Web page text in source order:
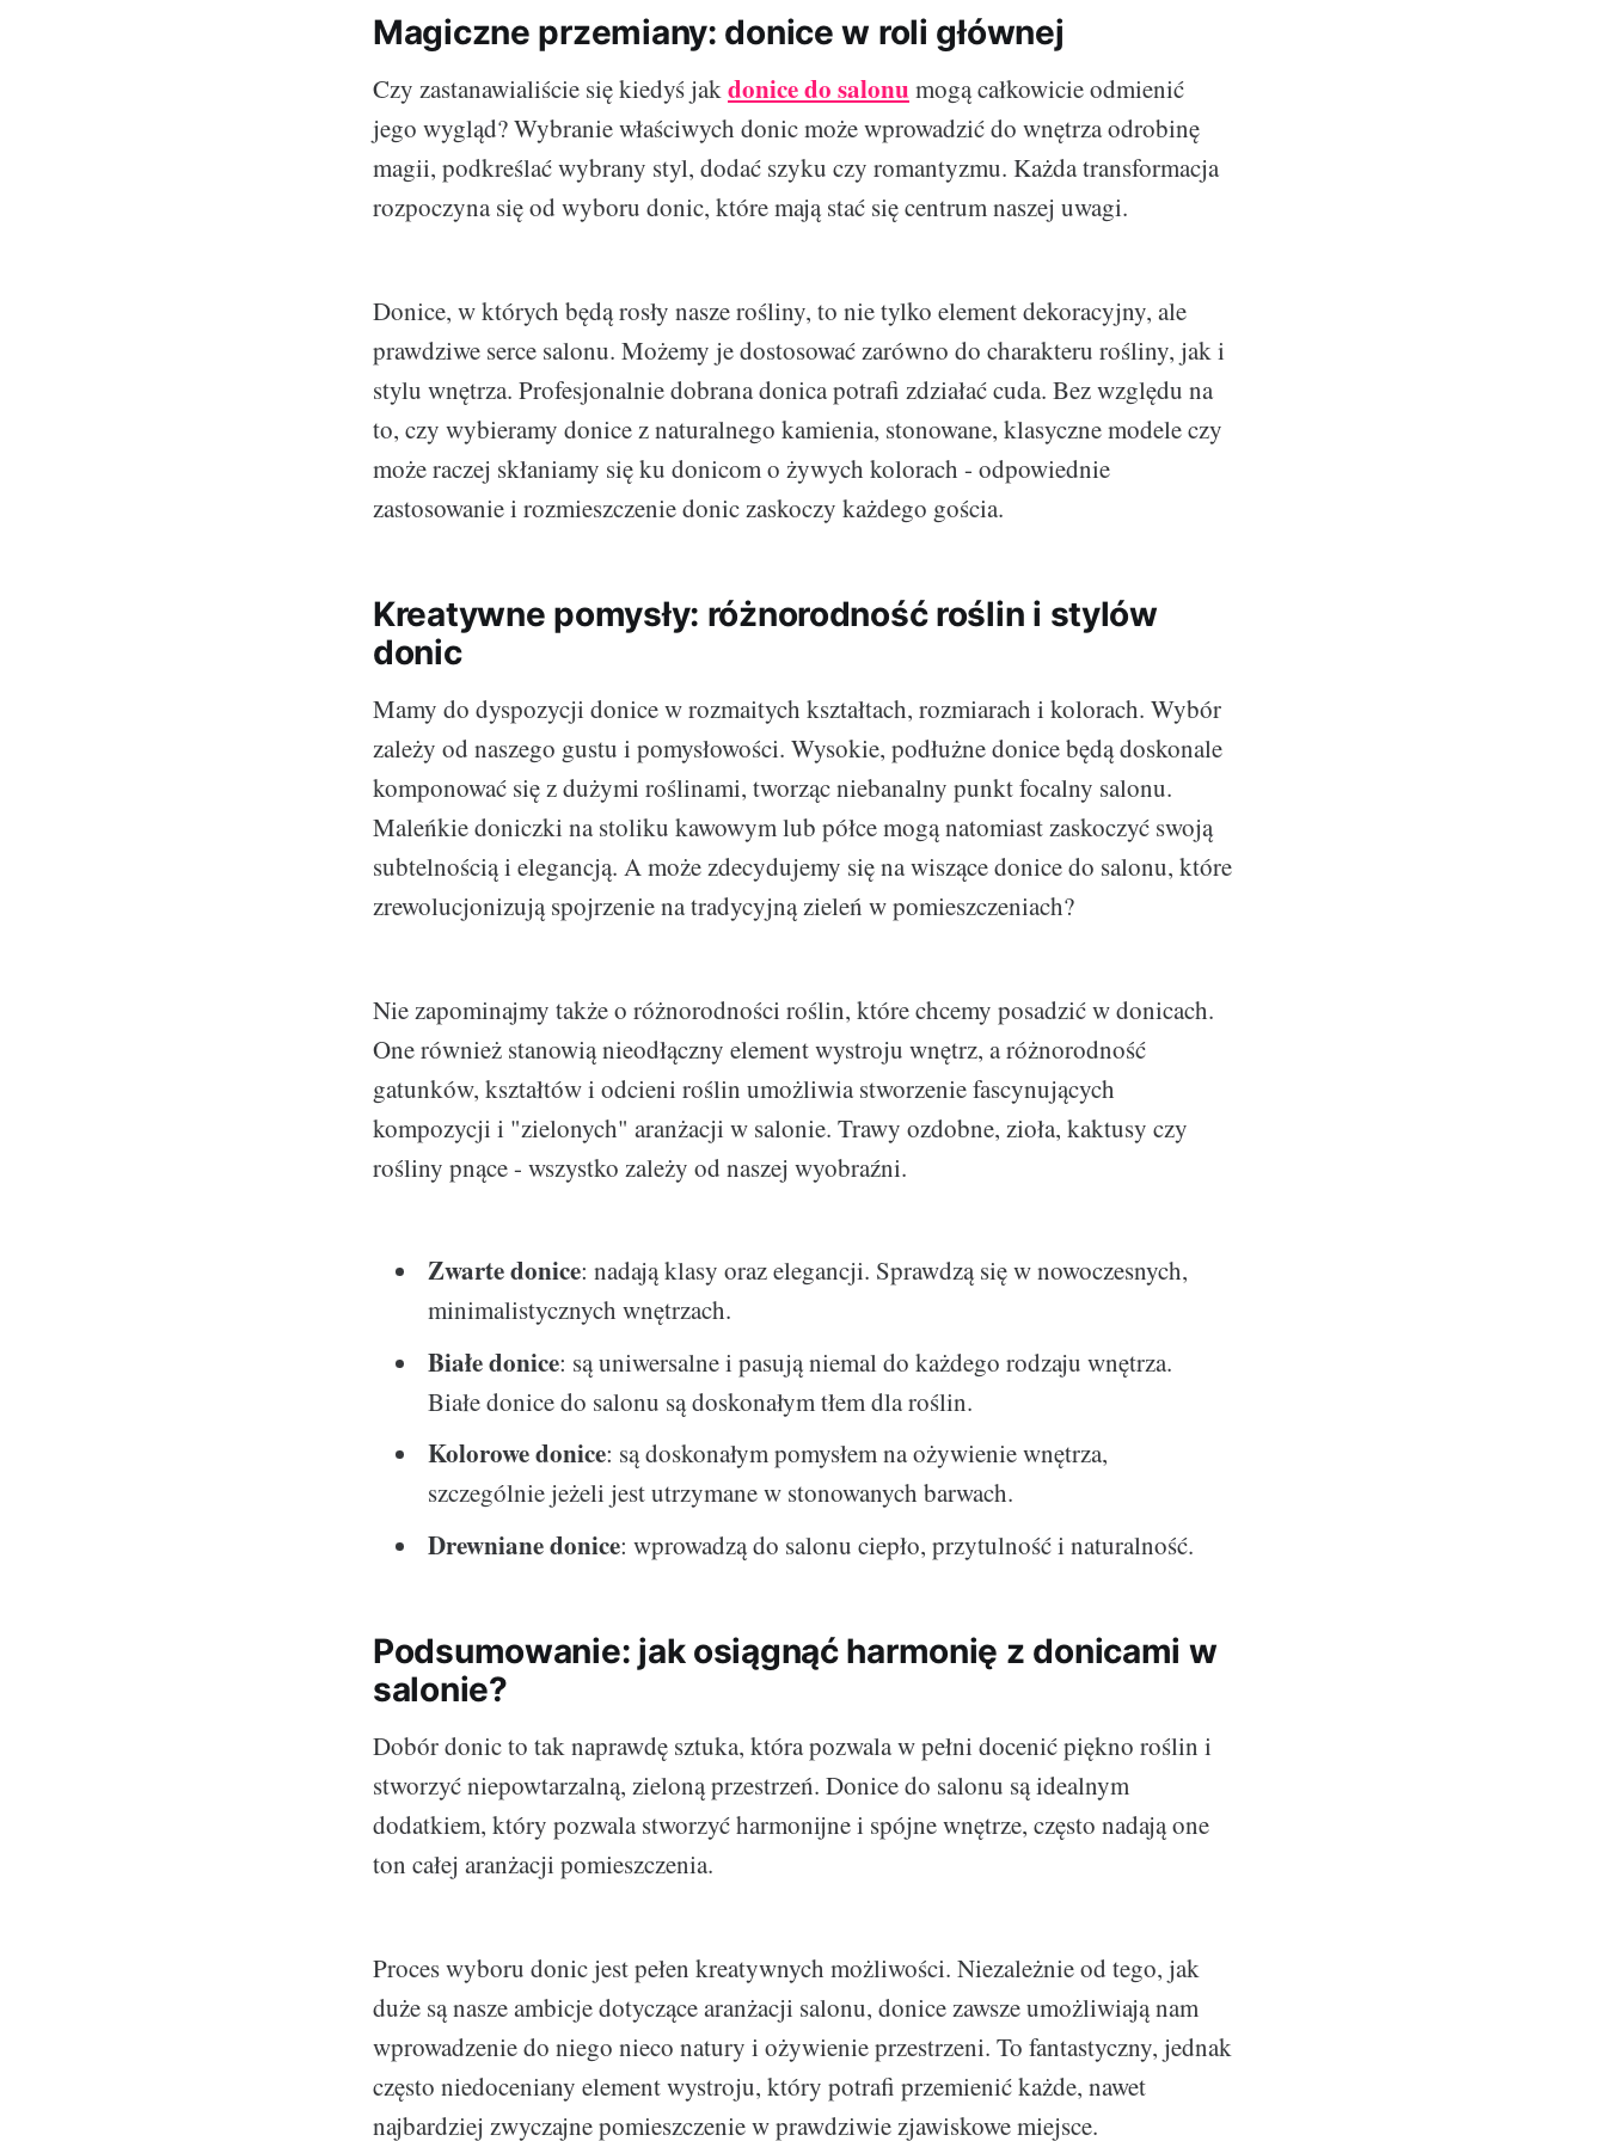
Magiczne przemiany: donice w roli głównej
Czy zastanawialiście się kiedyś jakdonice do salonumogą całkowicie odmienić
jego wygląd? Wybranie właściwych donic może wprowadzić do wnętrza odrobinę
magii, podkreślać wybrany styl, dodać szyku czy romantyzmu. Każda transformacja
rozpoczyna się od wyboru donic, które mają stać się centrum naszej uwagi.
Donice, w których będą rosły nasze rośliny, to nie tylko element dekoracyjny, ale
prawdziwe serce salonu. Możemy je dostosować zarówno do charakteru rośliny, jak i
stylu wnętrza. Profesjonalnie dobrana donica potrafi zdziałać cuda. Bez względu na
to, czy wybieramy donice z naturalnego kamienia, stonowane, klasyczne modele czy
może raczej skłaniamy się ku donicom o żywych kolorach - odpowiednie
zastosowanie i rozmieszczenie donic zaskoczy każdego gościa.
Kreatywne pomysły: różnorodność roślin i stylów
donic
Mamy do dyspozycji donice w rozmaitych kształtach, rozmiarach i kolorach. Wybór
zależy od naszego gustu i pomysłowości. Wysokie, podłużne donice będą doskonale
komponować się z dużymi roślinami, tworząc niebanalny punkt focalny salonu.
Maleńkie doniczki na stoliku kawowym lub półce mogą natomiast zaskoczyć swoją
subtelnością i elegancją. A może zdecydujemy się na wiszące donice do salonu, które
zrewolucjonizują spojrzenie na tradycyjną zieleń w pomieszczeniach?
Nie zapominajmy także o różnorodności roślin, które chcemy posadzić w donicach.
One również stanowią nieodłączny element wystroju wnętrz, a różnorodność
gatunków, kształtów i odcieni roślin umożliwia stworzenie fascynujących
kompozycji i "zielonych" aranżacji w salonie. Trawy ozdobne, zioła, kaktusy czy
rośliny pnące - wszystko zależy od naszej wyobraźni.
Zwarte donice: nadają klasy oraz elegancji. Sprawdzą się w nowoczesnych,
minimalistycznych wnętrzach.
Białe donice: są uniwersalne i pasują niemal do każdego rodzaju wnętrza.
Białe donice do salonu są doskonałym tłem dla roślin.
Kolorowe donice: są doskonałym pomysłem na ożywienie wnętrza,
szczególnie jeżeli jest utrzymane w stonowanych barwach.
Drewniane donice: wprowadzą do salonu ciepło, przytulność i naturalność.
Podsumowanie: jak osiągnąć harmonię z donicami w
salonie?
Dobór donic to tak naprawdę sztuka, która pozwala w pełni docenić piękno roślin i
stworzyć niepowtarzalną, zieloną przestrzeń. Donice do salonu są idealnym
dodatkiem, który pozwala stworzyć harmonijne i spójne wnętrze, często nadają one
ton całej aranżacji pomieszczenia.
Proces wyboru donic jest pełen kreatywnych możliwości. Niezależnie od tego, jak
duże są nasze ambicje dotyczące aranżacji salonu, donice zawsze umożliwiają nam
wprowadzenie do niego nieco natury i ożywienie przestrzeni. To fantastyczny, jednak
często niedoceniany element wystroju, który potrafi przemienić każde, nawet
najbardziej zwyczajne pomieszczenie w prawdziwie zjawiskowe miejsce.